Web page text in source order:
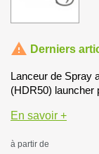
 Derniers
Lanceur de Spray
(HDR50) launcher
En savoir +
à partir de